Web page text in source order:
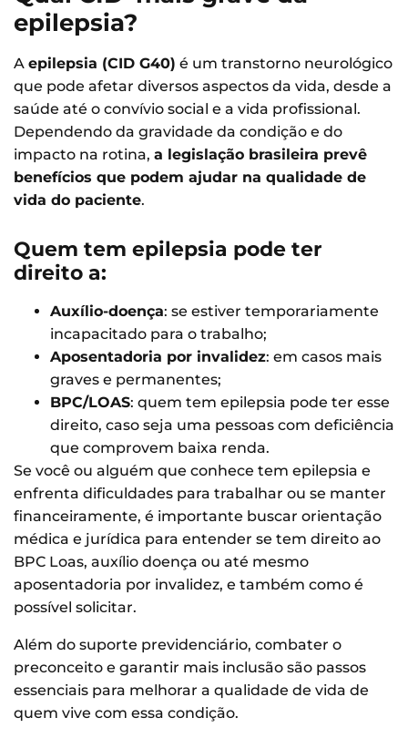
epilepsia?
A epilepsia (CID G40) é um transtorno neurológico
que pode afetar diversos aspectos da vida, desde a
saúde até o convívio social e a vida profissional.
Dependendo da gravidade da condição e do
impacto na rotina, a legislação brasileira prevê
benefícios que podem ajudar na qualidade de
vida do paciente.
Quem tem epilepsia pode ter
direito a:
Auxílio-doença: se estiver temporariamente
incapacitado para o trabalho;
Aposentadoria por invalidez: em casos mais
graves e permanentes;
BPC/LOAS: quem tem epilepsia pode ter esse
direito, caso seja uma pessoas com deficiência
que comprovem baixa renda.
Se você ou alguém que conhece tem epilepsia e
enfrenta dificuldades para trabalhar ou se manter
financeiramente, é importante buscar orientação
médica e jurídica para entender se tem direito ao
BPC Loas, auxílio doença ou até mesmo
aposentadoria por invalidez, e também como é
possível solicitar.
Além do suporte previdenciário, combater o
preconceito e garantir mais inclusão são passos
essenciais para melhorar a qualidade de vida de
quem vive com essa condição.